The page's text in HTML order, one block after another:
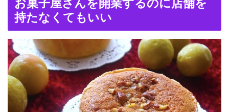
お菓子屋さんを開業するのに店舗を
持たなくてもいい